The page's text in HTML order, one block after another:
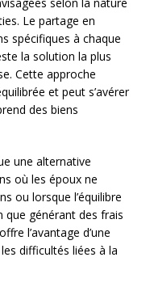
Le partage en
spécifiques à chaque
la solution la plus
Cette approche
et peut s’avérer
des biens
une alternative
où les époux ne
ou lorsque l’équilibre
que générant des frais
l’avantage d’une
difficultés liées à la